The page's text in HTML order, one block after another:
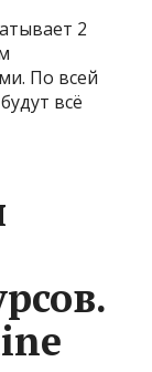
2
По всей
всё